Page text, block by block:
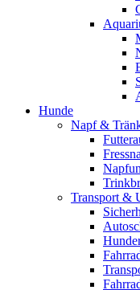
Hunde
Napf &
Transport &